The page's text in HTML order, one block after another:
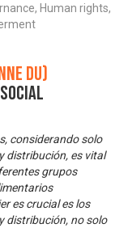
Human rights,
du)
considerando solo
distribución, es vital
grupos
es crucial es los
distribución, no solo